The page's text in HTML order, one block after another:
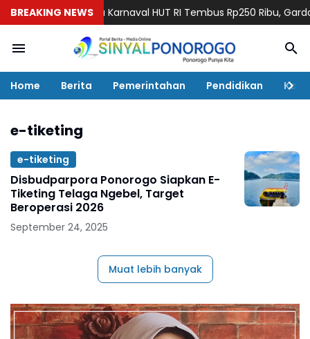
BREAKING NEWSBiaya Karnaval HUT RI Tembus Rp250 Ribu, Garda
Home Berita Pemerintahan Pendidikan
e-tiketing
e-tiketing
Disbudparpora Ponorogo Siapkan E-
Tiketing Telaga Ngebel, Target
Beroperasi 2026
September 24, 2025
Muat lebih banyak